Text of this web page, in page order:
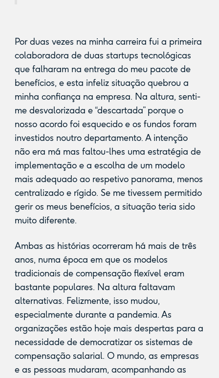
Por duas vezes na minha carreira fui a primeira
colaboradora de duas startups tecnológicas
que falharam na entrega do meu pacote de
benefícios, e esta infeliz situação quebrou a
minha confiança na empresa. Na altura, senti-
me desvalorizada e “descartada” porque o
nosso acordo foi esquecido e os fundos foram
investidos noutro departamento. A intenção
não era má mas faltou-lhes uma estratégia de
implementação e a escolha de um modelo
mais adequado ao respetivo panorama, menos
centralizado e rígido. Se me tivessem permitido
gerir os meus benefícios, a situação teria sido
muito diferente.
Ambas as histórias ocorreram há mais de três
anos, numa época em que os modelos
tradicionais de compensação flexível eram
bastante populares. Na altura faltavam
alternativas. Felizmente, isso mudou,
especialmente durante a pandemia. As
organizações estão hoje mais despertas para a
necessidade de democratizar os sistemas de
compensação salarial. O mundo, as empresas
e as pessoas mudaram, acompanhando as